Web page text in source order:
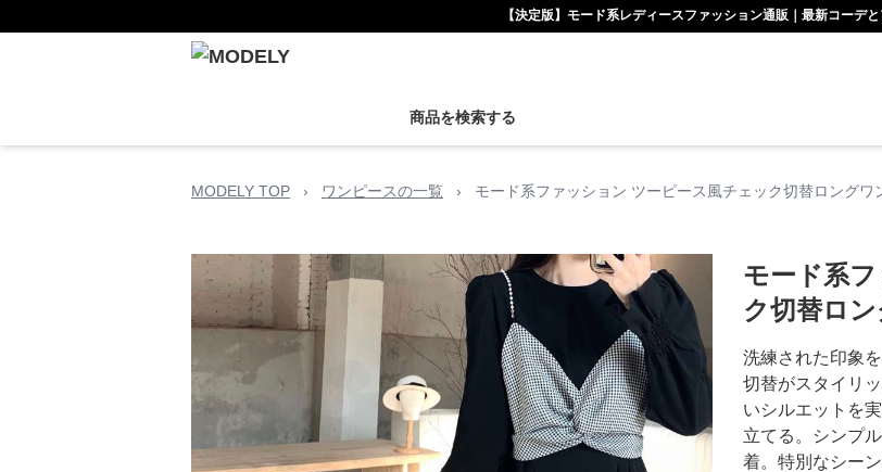
【決定版】モード系レディースファッション通販｜最新コーデ
商品を検索する
MODELY TOP › ワンピースの一覧 › モード系ファッション ツーピース風チェック切替ロングワ
モード系
ク切替ロ
洗練された印象
切替がスタイリ
いシルエットを
立てる。シンプ
着。特別なシー